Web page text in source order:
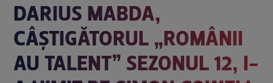
DARIUS MABDA,
CÂȘTIGĂTORUL „ROMÂNII
AU TALENT” SEZONUL 12, I-